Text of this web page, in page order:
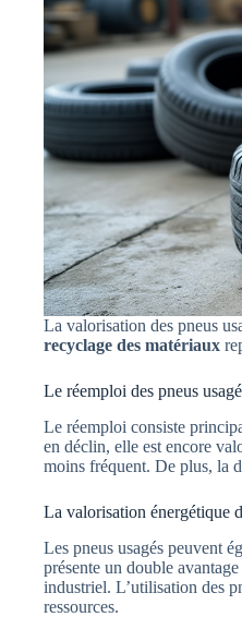
La valorisation des pneus
recyclage des matériaux
Le réemploi des pneus
Le réemploi consiste
en déclin, elle est encore
moins fréquent. De plus, la
La valorisation énergétique
Les pneus usagés peuvent
présente un double
industriel. L’utilisation des
ressources.